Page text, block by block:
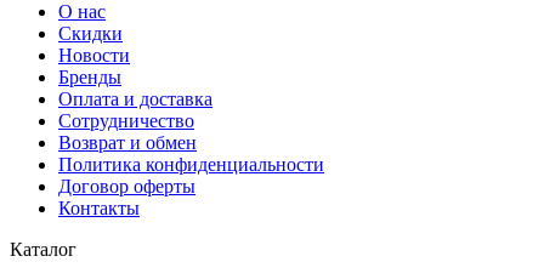
О нас
Скидки
Новости
Бренды
Оплата и доставка
Сотрудничество
Возврат и обмен
Политика конфиденциальности
Договор оферты
Контакты
Каталог